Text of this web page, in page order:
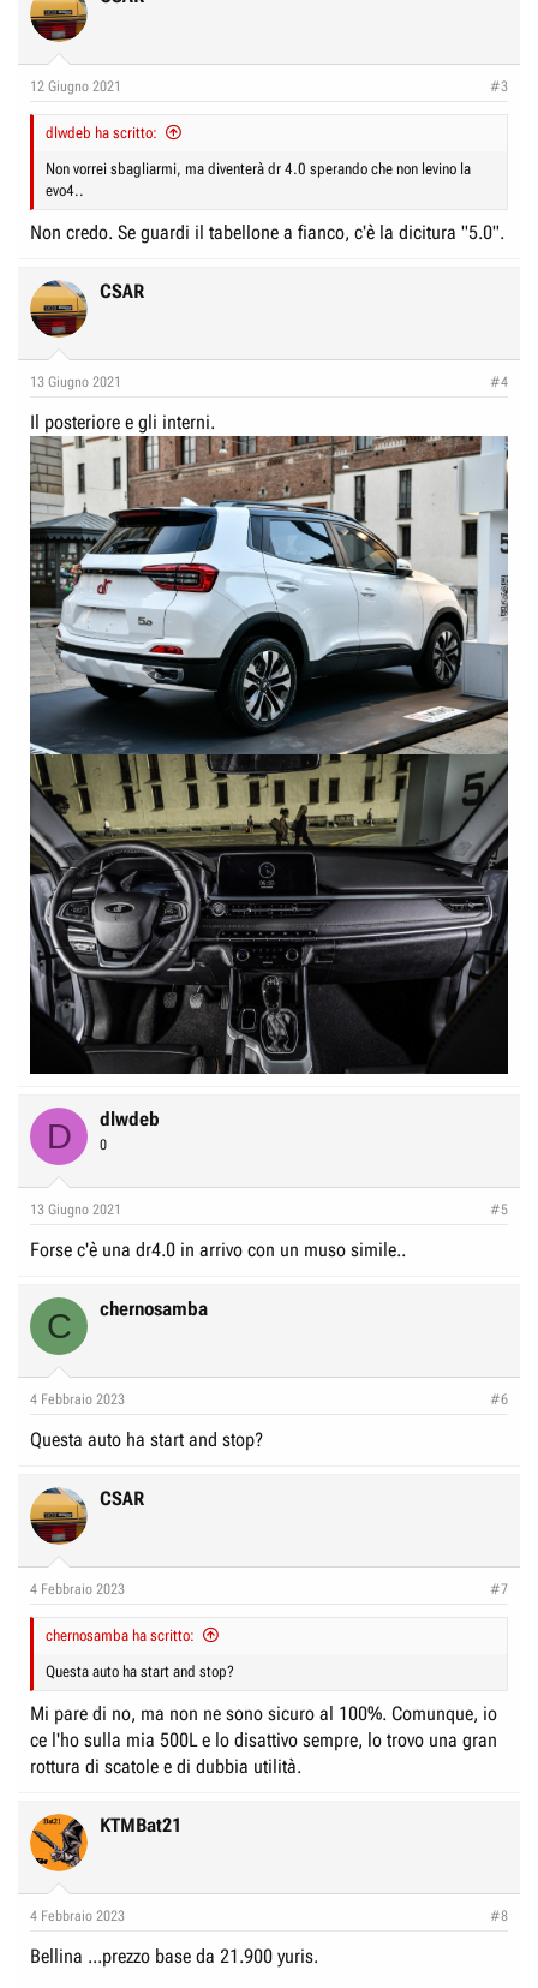
12 Giugno 2021 #3
dlwdeb ha scritto:
Non vorrei sbagliarmi, ma diventerà dr 4.0 sperando che non levino la
evo4..
Non credo. Se guardi il tabellone a fianco, c'è la dicitura "5.0".
CSAR
13 Giugno 2021 #4
Il posteriore e gli interni.
D dlwdeb
0
13 Giugno 2021 #5
Forse c'è una dr4.0 in arrivo con un muso simile..
C chernosamba
4 Febbraio 2023 #6
Questa auto ha start and stop?
CSAR
4 Febbraio 2023 #7
chernosamba ha scritto:
Questa auto ha start and stop?
Mi pare di no, ma non ne sono sicuro al 100%. Comunque, io
ce l'ho sulla mia 500L e lo disattivo sempre, lo trovo una gran
rottura di scatole e di dubbia utilità.
KTMBat21
4 Febbraio 2023 #8
Bellina ...prezzo base da 21.900 yuris.